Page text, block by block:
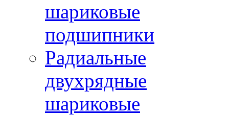
шариковые
подшипники
Радиальные
двухрядные
шариковые